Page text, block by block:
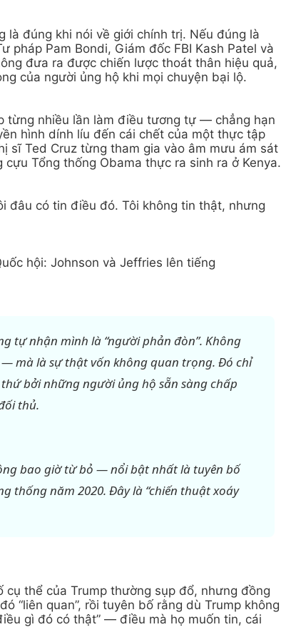
là đúng khi nói về giới chính trị. Nếu đúng là
pháp Pam Bondi, Giám đốc FBI Kash Patel và
đưa ra được chiến lược thoát thân hiệu quả,
của người ủng hộ khi mọi chuyện bại lộ.
từng nhiều lần làm điều tương tự — chẳng hạn
hình dính líu đến cái chết của một thực tập
sĩ Ted Cruz từng tham gia vào âm mưu ám sát
Tổng thống Obama thực ra sinh ra ở Kenya.
đâu có tin điều đó. Tôi không tin thật, nhưng
hội: Johnson và Jeffries lên tiếng
tự nhận mình là “người phản đòn”. Không
mà là sự thật vốn không quan trọng. Đó chỉ
bởi những người ủng hộ sẵn sàng chấp
thủ.
bao giờ từ bỏ — nổi bật nhất là tuyên bố
thống năm 2020. Đây là “chiến thuật xoáy
thể của Trump thường sụp đổ, nhưng đồng
“liên quan”, rồi tuyên bố rằng dù Trump không
gì đó có thật” — điều mà họ muốn tin, cái